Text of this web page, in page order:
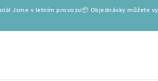
Jsme v letním provozu📦 Objednávky můžete